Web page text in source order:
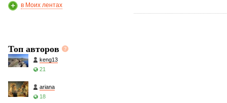
в Моих лентах
Топ авторов
keng13
21
ariana
18